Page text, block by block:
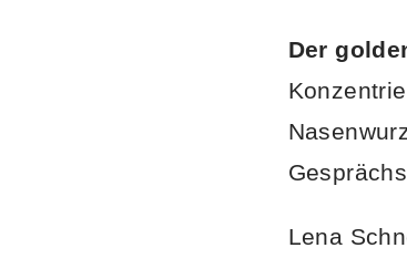
Der
Lena